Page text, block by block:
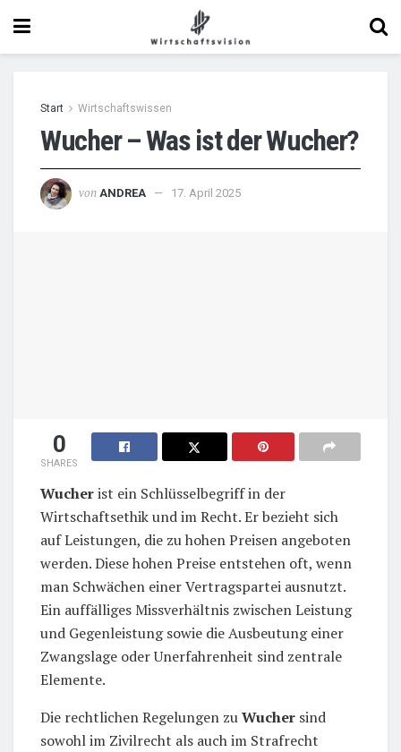
Start Wirtschaftswissen
Wucher – Was ist der Wucher?
von ANDREA 17. April 2025
0
SHARES
Wucherist ein Schlüsselbegriff in der
Wirtschaftsethik und im Recht. Er bezieht sich
auf Leistungen, die zu hohen Preisen angeboten
werden. Diese hohen Preise entstehen oft, wenn
man Schwächen einer Vertragspartei ausnutzt.
Ein auffälliges Missverhältnis zwischen Leistung
und Gegenleistung sowie die Ausbeutung einer
Zwangslage oder Unerfahrenheit sind zentrale
Elemente.
Die rechtlichen Regelungen zuWucher sind
sowohl im Zivilrecht als auch im Strafrecht